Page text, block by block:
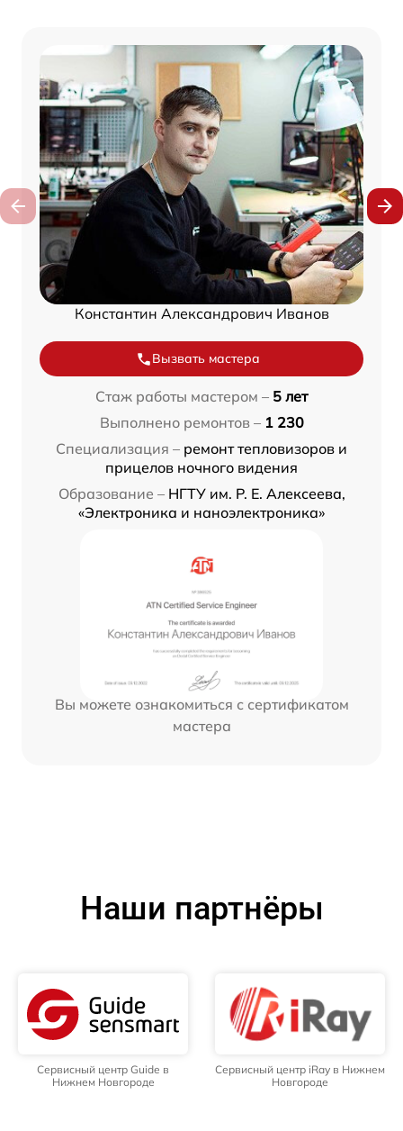
Константин Александрович Иванов
Вызвать мастера
Стаж работы мастером – 5 лет
Выполнено ремонтов – 1 230
Специализация – ремонт тепловизоров и
прицелов ночного видения
Образование – НГТУ им. Р. Е. Алексеева,
«Электроника и наноэлектроника»
Вы можете ознакомиться с сертификатом
мастера
Наши партнёры
Сервисный центр Guide в
Нижнем Новгороде
Сервисный центр iRay в Нижнем
Новгороде